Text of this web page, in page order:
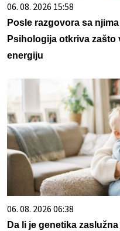
06. 08. 2026 15:58
Posle razgovora sa
Psihologija otkriva
energiju
06. 08. 2026 06:38
Da li je genetika